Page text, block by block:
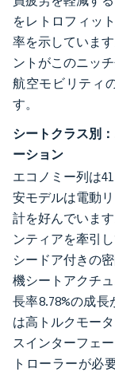
をレトロフィッ
率を示していま
ントがこのニッ
航空モビリティ
す。
シートクラス別
ーション
エコノミー列は
安モデルは電動
計を好んでいま
ンティアを牽引
シードア付きの
機シートアクチ
長率8.78%の成
は高トルクモー
スインターフェ
トローラーが必